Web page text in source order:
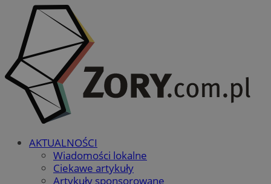
AKTUALNOŚCI
Wiadomości lokalne
Ciekawe artykuły
Artykuły sponsorowane